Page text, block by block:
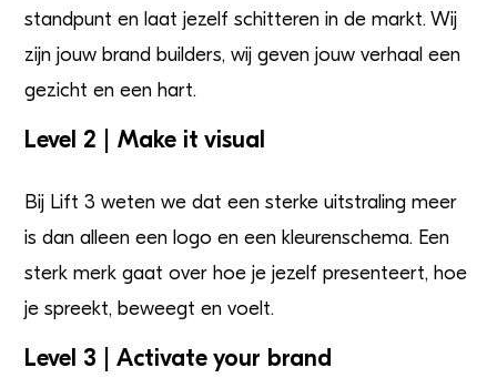
standpunt en laat jezelf schitteren in de markt. Wij
zijn jouw brand builders, wij geven jouw verhaal een
gezicht en een hart.
Level 2 | Make it visual
Bij Lift 3 weten we dat een sterke uitstraling meer
is dan alleen een logo en een kleurenschema. Een
sterk merk gaat over hoe je jezelf presenteert, hoe
je spreekt, beweegt en voelt.
Level 3 | Activate your brand